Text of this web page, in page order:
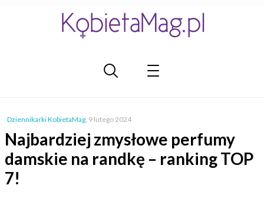
Dziennikarki KobietaMag, 9 lutego 2024
Najbardziej zmysłowe perfumy
damskie na randkę – ranking TOP
7!